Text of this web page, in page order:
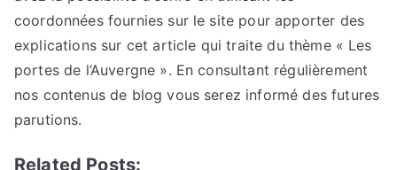
coordonnées fournies sur le site pour apporter des
explications sur cet article qui traite du thème « Les
portes de l’Auvergne ». En consultant régulièrement
nos contenus de blog vous serez informé des futures
parutions.
Related Posts: